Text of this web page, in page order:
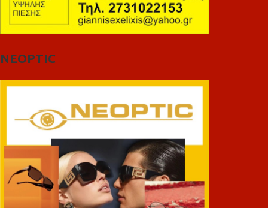
NEOPTIC